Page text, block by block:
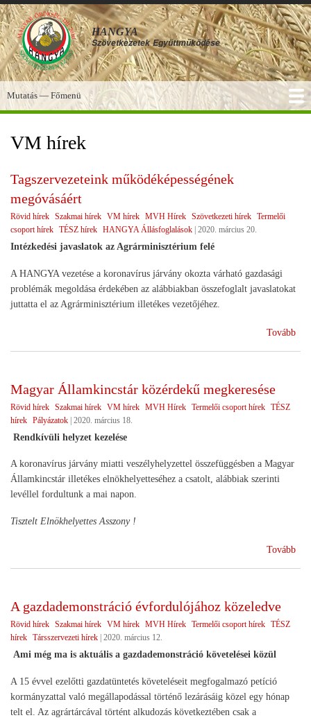
Ugrás
a
tartalomra
HANGYA
Szövetkezetek Együttműködése
Főmenü
Mutatás — Főmenü
VM hírek
Tagszervezeteink működéképességének
megóvásáért
Rövid hírek Szakmai hírek VM hírek MVH Hírek Szövetkezeti hírek Termelői
csoport hírek TÉSZ hírek HANGYA Állásfoglalások 2020. március 20.
Intézkedési javaslatok az Agrárminisztérium felé
A HANGYA vezetése a koronavírus járvány okozta várható gazdasági
problémák megoldása érdekében az alábbiakban összefoglalt javaslatokat
juttatta el az Agrárminisztérium illetékes vezetőjéhez.
Tovább
Magyar Államkincstár közérdekű megkeresése
Rövid hírek Szakmai hírek VM hírek MVH Hírek Termelői csoport hírek TÉSZ
hírek Pályázatok | 2020. március 18.
Rendkívüli helyzet kezelése
A koronavírus járvány miatti veszélyhelyzettel összefüggésben a Magyar
Államkincstár illetékes elnökhelyetteséhez a csatolt, alábbiak szerinti
levéllel fordultunk a mai napon.
Tisztelt Elnökhelyettes Asszony !
Tovább
A gazdademonstráció évfordulójához közeledve
Rövid hírek Szakmai hírek VM hírek MVH Hírek Termelői csoport hírek TÉSZ
hírek Társszervezeti hírek 2020. március 12.
Ami még ma is aktuális a gazdademonstráció követelései közül
A 15 évvel ezelőtti gazdatüntetés követeléseit megfogalmazó petíció
kormányzattal való megállapodással történő lezárásáig közel egy hónap
telt el. Az agrártárcával történt alkudozás következtében csak a